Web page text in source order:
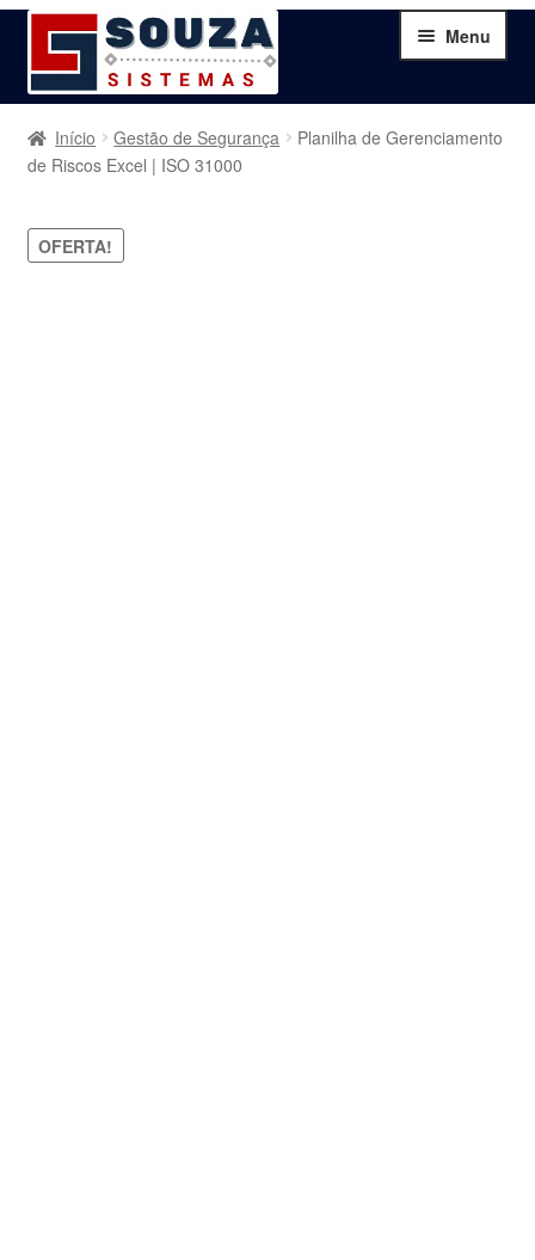
Pular
para
navegação
Pular
para
o
conteúdo
Menu
Home
Serviços
Início Gestão de Segurança
Planilha de Gerenciamento
de Riscos Excel | ISO 31000
OFERTA!